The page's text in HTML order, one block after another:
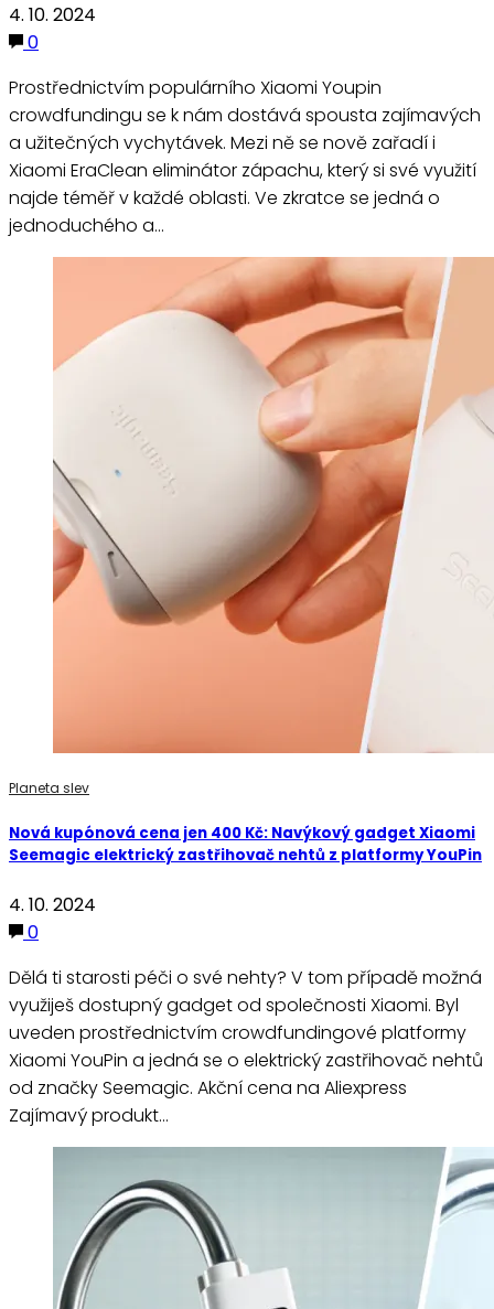
4. 10. 2024
0
Prostřednictvím populárního Xiaomi Youpin
crowdfundingu se k nám dostává spousta zajímavých
a užitečných vychytávek. Mezi ně se nově zařadí i
Xiaomi EraClean eliminátor zápachu, který si své využití
najde téměř v každé oblasti. Ve zkratce se jedná o
jednoduchého a…
Planeta slev
Nová kupónová cena jen 400 Kč: Navýkový gadget Xiaomi
Seemagic elektrický zastřihovač nehtů z platformy YouPin
4. 10. 2024
0
Dělá ti starosti péči o své nehty? V tom případě možná
využiješ dostupný gadget od společnosti Xiaomi. Byl
uveden prostřednictvím crowdfundingové platformy
Xiaomi YouPin a jedná se o elektrický zastřihovač nehtů
od značky Seemagic. Akční cena na Aliexpress
Zajímavý produkt…